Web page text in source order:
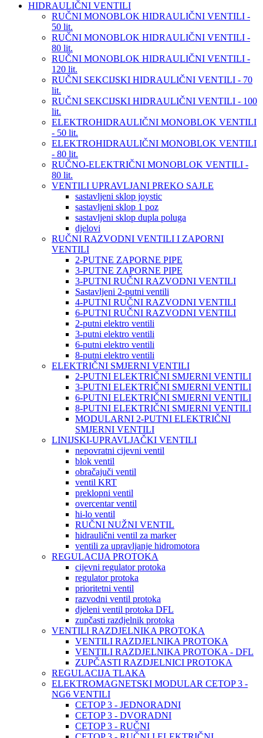
HIDRAULIČNI VENTILI
RUČNI MONOBLOK HIDRAULIČNI VENTILI -
50 lit.
RUČNI MONOBLOK HIDRAULIČNI VENTILI -
80 lit.
RUČNI MONOBLOK HIDRAULIČNI VENTILI -
120 lit.
RUČNI SEKCIJSKI HIDRAULIČNI VENTILI - 70
lit.
RUČNI SEKCIJSKI HIDRAULIČNI VENTILI - 100
lit.
ELEKTROHIDRAULIČNI MONOBLOK VENTILI
- 50 lit.
ELEKTROHIDRAULIČNI MONOBLOK VENTILI
- 80 lit.
RUČNO-ELEKTRIČNI MONOBLOK VENTILI -
80 lit.
VENTILI UPRAVLJANI PREKO SAJLE
sastavljeni sklop joystic
sastavljeni sklop 1 poz
sastavljeni sklop dupla poluga
djelovi
RUČNI RAZVODNI VENTILI I ZAPORNI
VENTILI
2-PUTNE ZAPORNE PIPE
3-PUTNE ZAPORNE PIPE
3-PUTNI RUČNI RAZVODNI VENTILI
Sastavljeni 2-putni ventili
4-PUTNI RUČNI RAZVODNI VENTILI
6-PUTNI RUČNI RAZVODNI VENTILI
2-putni elektro ventili
3-putni elektro ventili
6-putni elektro ventili
8-putni elektro ventili
ELEKTRIČNI SMJERNI VENTILI
2-PUTNI ELEKTRIČNI SMJERNI VENTILI
3-PUTNI ELEKTRIČNI SMJERNI VENTILI
6-PUTNI ELEKTRIČNI SMJERNI VENTILI
8-PUTNI ELEKTRIČNI SMJERNI VENTILI
MODULARNI 2-PUTNI ELEKTRIČNI
SMJERNI VENTILI
LINIJSKI-UPRAVLJAČKI VENTILI
nepovratni cijevni ventil
blok ventil
obračajuči ventil
ventil KRT
preklopni ventil
overcentar ventil
hi-lo ventil
RUČNI NUŽNI VENTIL
hidraulični ventil za marker
ventili za upravljanje hidromotora
REGULACIJA PROTOKA
cijevni regulator protoka
regulator protoka
prioritetni ventil
razvodni ventil protoka
djeleni ventil protoka DFL
zupčasti razdjelnik protoka
VENTILI RAZDJELNIKA PROTOKA
VENTILI RAZDJELNIKA PROTOKA
VENTILI RAZDJELNIKA PROTOKA - DFL
ZUPČASTI RAZDJELNICI PROTOKA
REGULACIJA TLAKA
ELEKTROMAGNETSKI MODULAR CETOP 3 -
NG6 VENTILI
CETOP 3 - JEDNORADNI
CETOP 3 - DVORADNI
CETOP 3 - RUČNI